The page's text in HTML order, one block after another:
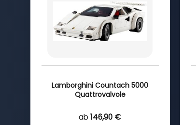
Lamborghini Countach 5000
Quattrovalvole
ab 146,90 €